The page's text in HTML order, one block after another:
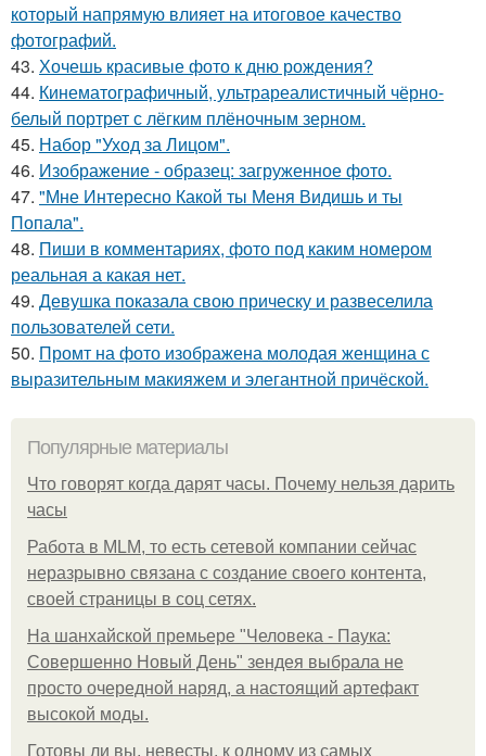
который напрямую влияет на итоговое качество
фотографий.
43. Хочешь красивые фото к дню рождения?
44. Кинематографичный, ультрареалистичный чёрно-
белый портрет с лёгким плёночным зерном.
45. Набор "Уход за Лицом".
46. Изображение - образец: загруженное фото.
47. "Мне Интересно Какой ты Меня Видишь и ты
Попала".
48. Пиши в комментариях, фото под каким номером
реальная а какая нет.
49. Девушка показала свою прическу и развеселила
пользователей сети.
50. Промт на фото изображена молодая женщина с
выразительным макияжем и элегантной причёской.
Популярные материалы
Что говорят когда дарят часы. Почему нельзя дарить
часы
Работа в MLM, то есть сетевой компании сейчас
неразрывно связана с создание своего контента,
своей страницы в соц сетях.
На шанхайской премьере "Человека - Паука:
Совершенно Новый День" зендея выбрала не
просто очередной наряд, а настоящий артефакт
высокой моды.
Готовы ли вы, невесты, к одному из самых